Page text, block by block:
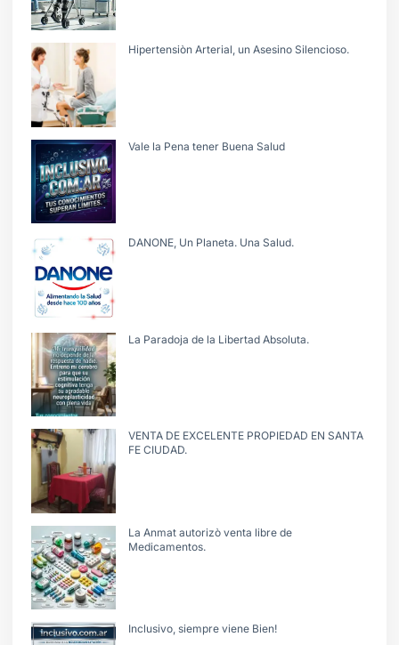
Hipertensiòn Arterial, un Asesino Silencioso.
Vale la Pena tener Buena Salud
DANONE, Un Planeta. Una Salud.
La Paradoja de la Libertad Absoluta.
VENTA DE EXCELENTE PROPIEDAD EN SANTA
FE CIUDAD.
La Anmat autorizò venta libre de
Medicamentos.
Inclusivo, siempre viene Bien!